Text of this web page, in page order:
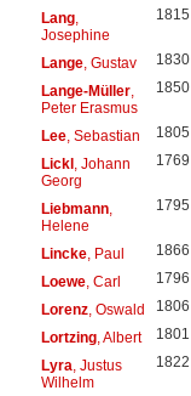
Lang,
Josephine
1815
Lange, Gustav 1830
Lange-Müller,
Peter Erasmus
1850
Lee, Sebastian 1805
Lickl, Johann
Georg
1769
Liebmann,
Helene
1795
Lincke, Paul 1866
Loewe, Carl 1796
Lorenz, Oswald 1806
Lortzing, Albert 1801
Lyra , Justus
Wilhelm
1822